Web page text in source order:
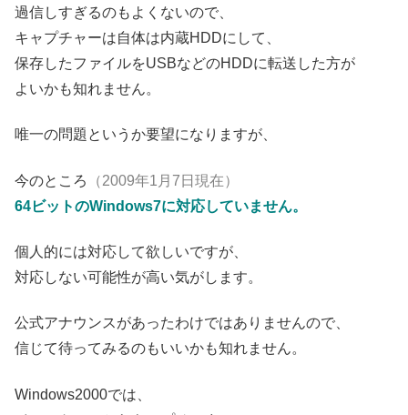
過信しすぎるのもよくないので、
キャプチャーは自体は内蔵HDDにして、
保存したファイルをUSBなどのHDDに転送した方が
よいかも知れません。
唯一の問題というか要望になりますが、
今のところ
（2009年1月7日現在）
64ビットのWindows7に対応していません。
個人的には対応して欲しいですが、
対応しない可能性が高い気がします。
公式アナウンスがあったわけではありませんので、
信じて待ってみるのもいいかも知れません。
Windows2000では、